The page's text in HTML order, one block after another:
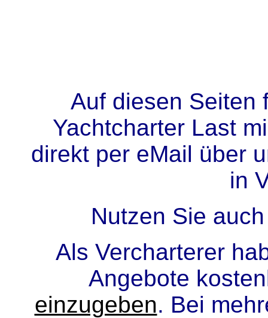
Auf diesen Seiten
Yachtcharter Last
direkt per eMail über
in
Nutzen Sie
Als Vercharterer
Angebote
einzugeben. Bei